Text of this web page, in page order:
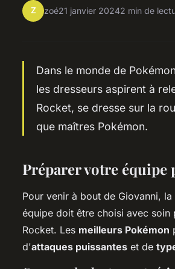
Z zoé21 janvier 20242 min de
Dans le monde de
les dresseurs aspirent à
Rocket, se dresse sur la
que maîtres Pokémon.
Préparer votre équipe
Pour venir à bout de Giovanni,
équipe doit être choisi avec soin
Rocket. Les meilleurs Pokémon
d'attaques puissantes et de